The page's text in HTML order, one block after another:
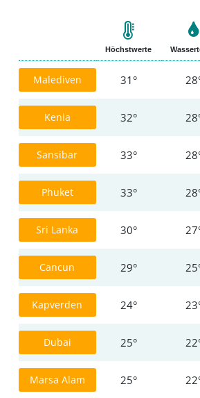
Startseite
Klimatabellen
Beste
Höchstwerte
Malediven 31°
Kenia 32°
Sansibar 33°
Phuket 33°
Sri Lanka 30°
Cancun 29°
Kapverden 24°
Dubai 25°
Marsa Alam 25°